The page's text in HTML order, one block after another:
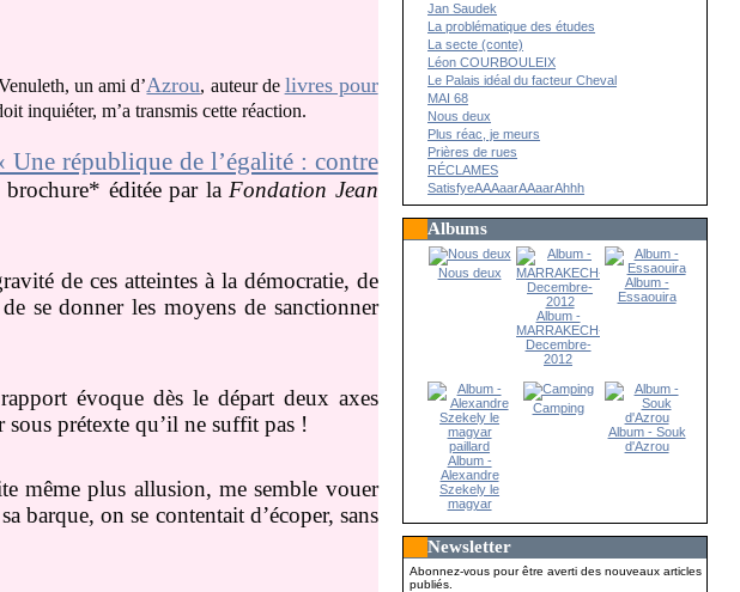
un ami d’Azrou, auteur de livres pour
inquiéter, m’a transmis cette réaction.
Une république de l’égalité : contre
brochure* éditée par la Fondation Jean
de ces atteintes à la démocratie, de
se donner les moyens de sanctionner
évoque dès le départ deux axes
prétexte qu’il ne suffit pas !
même plus allusion, me semble vouer
barque, on se contentait d’écoper, sans
Jan Saudek
La problématique des études
La secte (conte)
Léon COURBOULEIX
Le Palais idéal du facteur Cheval
MAI 68
Nous deux
Plus réac, je meurs
Prières de rues
RÉCLAMES
SatisfyeAAAaarAAaarAhhh
Albums
Nous deux
Album -
MARRAKECH-
Decembre-
2012
Album -
Essaouira
Album -
Alexandre
Szekely le
magyar
Camping
Album - Souk
d'Azrou
Newsletter
Abonnez-vous pour être averti des nouveaux articles
publiés.